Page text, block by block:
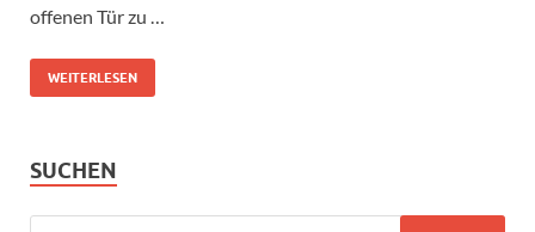
offenen Tür zu …
WEITERLESEN
SUCHEN